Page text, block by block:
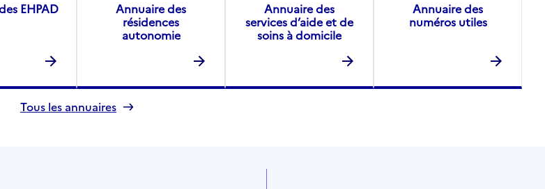
EHPAD
Annuaire des
résidences
autonomie
Annuaire des
services d’aide et de
soins à domicile
Annuaire des
numéros utiles
Tous les annuaires